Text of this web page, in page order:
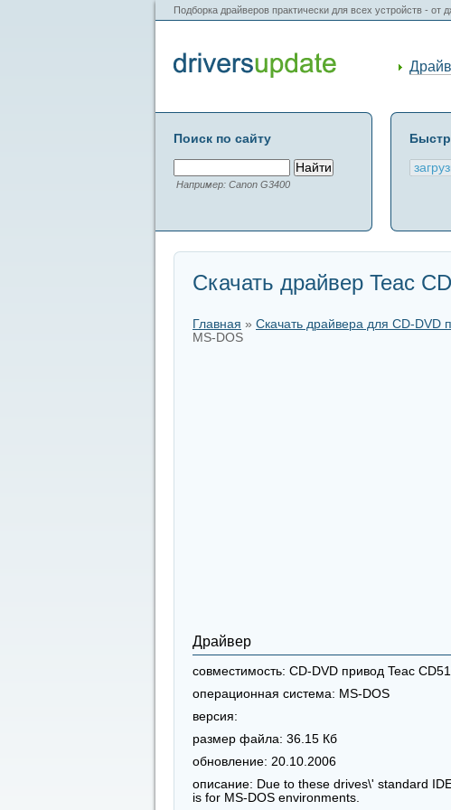
Подборка драйверов практически для всех устройств -
Поиск по сайту
Например: Canon G3400
Скачать драйвер Teac
Главная » Скачать драйвера для CD-DVD
MS-DOS
Драйвер
совместимость: CD-DVD привод Teac
операционная система: MS-DOS
версия:
размер файла: 36.15 Кб
обновление: 20.10.2006
описание: Due to these drives\' standard
is for MS-DOS environments.